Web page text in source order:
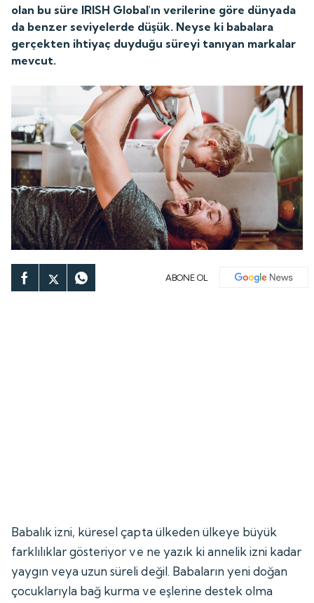
olan bu süre IRISH Global'ın verilerine göre dünyada
da benzer seviyelerde düşük. Neyse ki babalara
gerçekten ihtiyaç duyduğu süreyi tanıyan markalar
mevcut.
ABONE OL
Babalık izni, küresel çapta ülkeden ülkeye büyük
farklılıklar gösteriyor ve ne yazık ki annelik izni kadar
yaygın veya uzun süreli değil. Babaların yeni doğan
çocuklarıyla bağ kurma ve eşlerine destek olma